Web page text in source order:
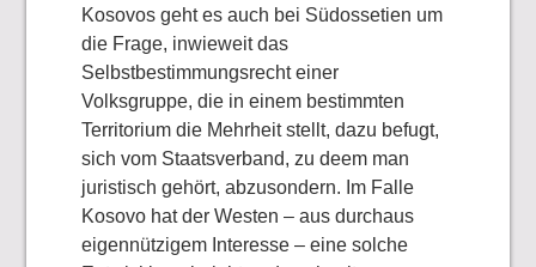
Kosovos geht es auch bei Südossetien um
die Frage, inwieweit das
Selbstbestimmungsrecht einer
Volksgruppe, die in einem bestimmten
Territorium die Mehrheit stellt, dazu befugt,
sich vom Staatsverband, zu deem man
juristisch gehört, abzusondern. Im Falle
Kosovo hat der Westen – aus durchaus
eigennützigem Interesse – eine solche